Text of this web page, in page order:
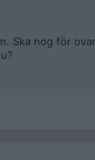
Ska nog för